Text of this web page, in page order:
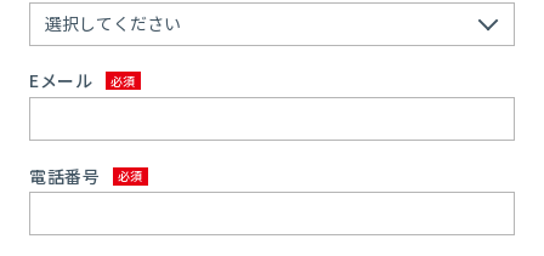
Eメール
電話番号